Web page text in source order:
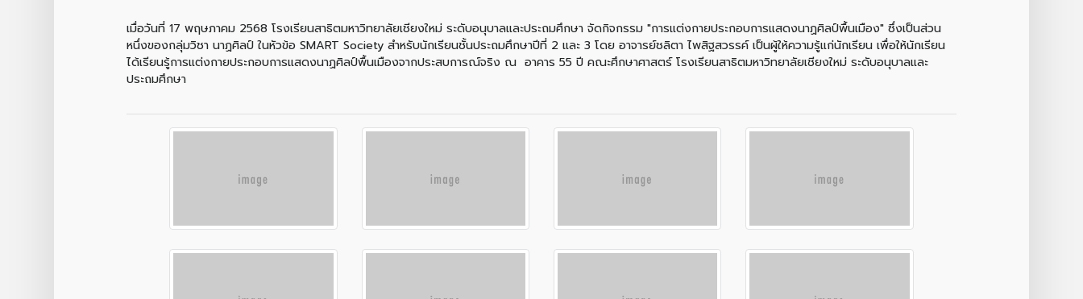
เมื่อวันที่ 17 พฤษภาคม 2568 โรงเรียนสาธิตมหาวิทยาลัยเชียงใหม่ ระดับอนุบาลและประถมศึกษา จัดกิจกรรม "การแต่งกายประกอบการแสดงนาฏศิลป์พื้นเมือง" ซึ่งเป็นส่วน
หนึ่งของกลุ่มวิชา นาฏศิลป์ ในหัวข้อ SMART Society สำหรับนักเรียนชั้นประถมศึกษาปีที่ 2 และ 3 โดย อาจารย์ชลิตา ไพสิฐสวรรค์ เป็นผู้ให้ความรู้แก่นักเรียน เพื่อให้นักเรียน
ได้เรียนรู้การแต่งกายประกอบการแสดงนาฏศิลป์พื้นเมืองจากประสบการณ์จริง ณ อาคาร 55 ปี คณะศึกษาศาสตร์ โรงเรียนสาธิตมหาวิทยาลัยเชียงใหม่ ระดับอนุบาลและ
ประถมศึกษา